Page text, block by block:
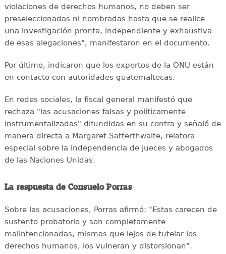
violaciones de derechos humanos, no deben ser
preseleccionadas ni nombradas hasta que se realice
una investigación pronta, independiente y exhaustiva
de esas alegaciones", manifestaron en el documento.
Por último, indicaron que los expertos de la ONU están
en contacto con autoridades guatemaltecas.
En redes sociales, la fiscal general manifestó que
rechaza "las acusaciones falsas y políticamente
instrumentalizadas" difundidas en su contra y señaló de
manera directa a Margaret Satterthwaite, relatora
especial sobre la independencia de jueces y abogados
de las Naciones Unidas.
La respuesta de Consuelo Porras
Sobre las acusaciones, Porras afirmó: "Estas carecen de
sustento probatorio y son completamente
malintencionadas, mismas que lejos de tutelar los
derechos humanos, los vulneran y distorsionan".